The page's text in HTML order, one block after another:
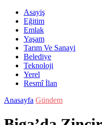
Asayiş
Eğitim
Emlak
Yaşam
Tarım Ve Sanayi
Belediye
Teknoloji
Yerel
Resmî İlan
Anasayfa Gündem